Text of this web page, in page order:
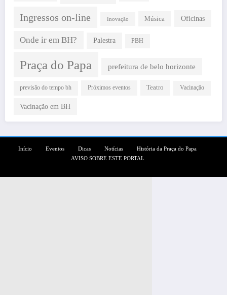
Ingressos on-line Inovação Música Oficinas
Onde ir em BH? Palestra PBH
Praça do Papa prefeitura de belo horizonte
previsão do tempo bh Próximos eventos Teatro Vacinação
Vacinação em BH
Início Eventos Dicas Notícias
História da Praça do Papa
AVISO SOBRE ESTE PORTAL